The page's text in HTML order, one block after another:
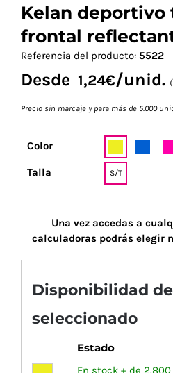
Kelan deportivo
frontal
Referencia del producto: 5522
Desde 1,24€/unid.
Precio sin marcaje y para más de 5.000
Color
Talla S/T
Una vez accedas a
calculadoras podrás elegir
Disponibilidad
seleccionado
Estado